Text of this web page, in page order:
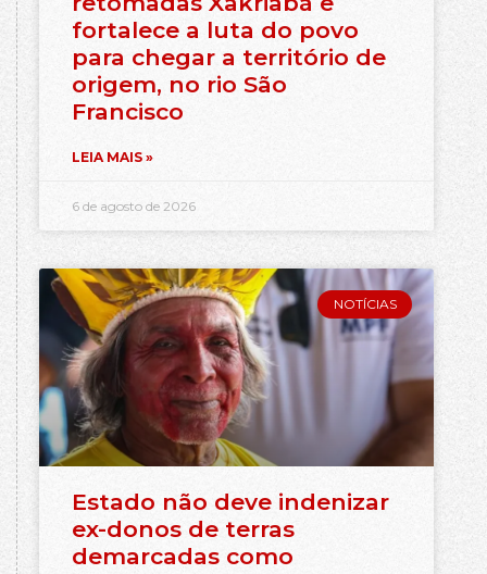
fortalece a luta do povo
para chegar a território de
origem, no rio São
Francisco
LEIA MAIS »
6 de agosto de 2026
NOTÍCIAS
Estado não deve indenizar
ex-donos de terras
demarcadas como